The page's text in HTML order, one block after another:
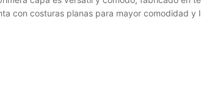
con costuras planas para mayor comodidad y